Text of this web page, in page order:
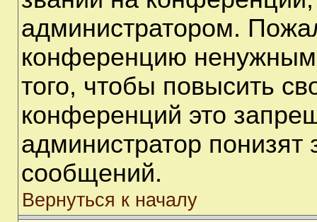
администратором.
конференцию
того, чтобы повысить
конференций это
администратор понизят
сообщений.
Вернуться к началу